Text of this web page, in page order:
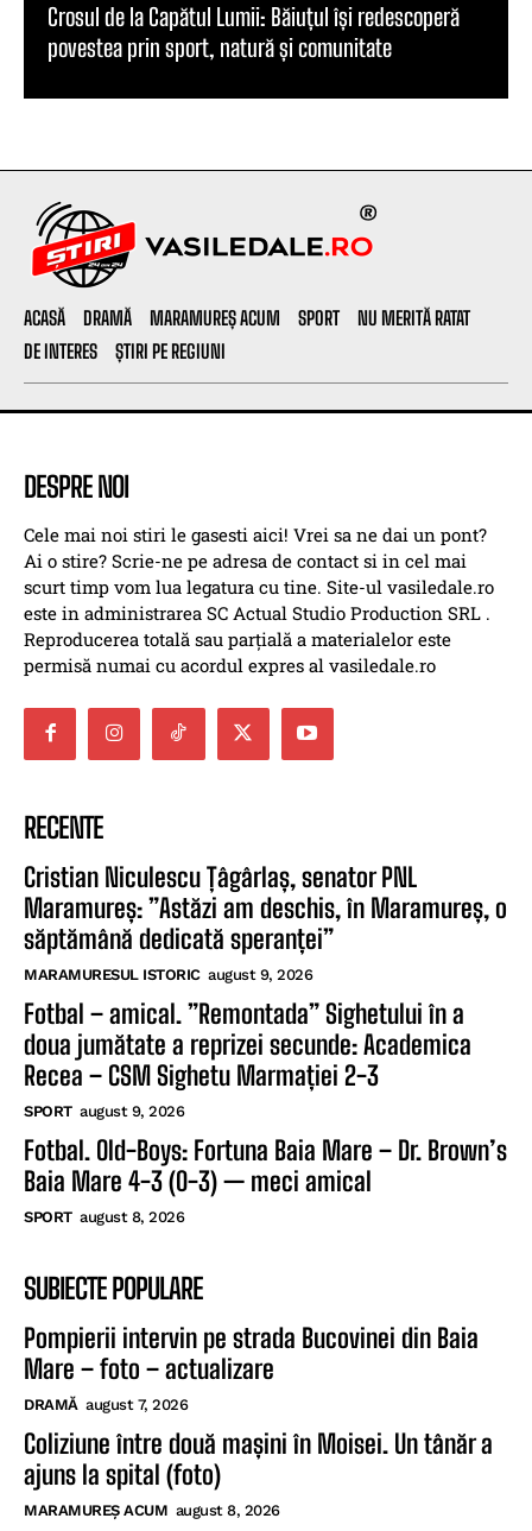
Crosul de la Capătul Lumii: Băiuțul își redescoperă
povestea prin sport, natură și comunitate
ACASĂ DRAMĂ MARAMUREȘ ACUM SPORT
NU MERITĂ RATAT
DE INTERES
ȘTIRI PE REGIUNI
DESPRE NOI
Cele mai noi stiri le gasesti aici! Vrei sa ne dai un pont?
Ai o stire? Scrie-ne pe adresa de contact si in cel mai
scurt timp vom lua legatura cu tine. Site-ul vasiledale.ro
este in administrarea SC Actual Studio Production SRL .
Reproducerea totală sau parțială a materialelor este
permisă numai cu acordul expres al vasiledale.ro
RECENTE
Cristian Niculescu Țâgârlaș, senator PNL
Maramureș: ”Astăzi am deschis, în Maramureș, o
săptămână dedicată speranței”
MARAMURESUL ISTORIC august 9, 2026
Fotbal – amical. ”Remontada” Sighetului în a
doua jumătate a reprizei secunde: Academica
Recea – CSM Sighetu Marmației 2-3
SPORT august 9, 2026
Fotbal. Old-Boys: Fortuna Baia Mare – Dr. Brown’s
Baia Mare 4-3 (0-3) — meci amical
SPORT august 8, 2026
SUBIECTE POPULARE
Pompierii intervin pe strada Bucovinei din Baia
Mare – foto – actualizare
DRAMĂ august 7, 2026
Coliziune între două mașini în Moisei. Un tânăr a
ajuns la spital (foto)
MARAMUREȘ ACUM august 8, 2026